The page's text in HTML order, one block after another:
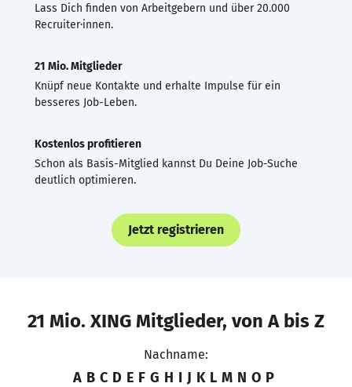
Lass Dich finden von Arbeitgebern und über 20.000
Recruiter·innen.
21 Mio. Mitglieder
Knüpf neue Kontakte und erhalte Impulse für ein
besseres Job-Leben.
Kostenlos profitieren
Schon als Basis-Mitglied kannst Du Deine Job-Suche
deutlich optimieren.
Jetzt registrieren
21 Mio. XING Mitglieder, von A bis Z
Nachname:
A B C D E F G H I J K L M N O P